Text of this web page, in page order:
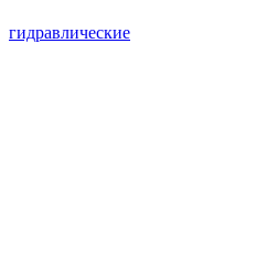
гидравлические